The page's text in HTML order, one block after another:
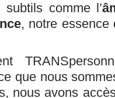
comme l’
, notre
que nous
nous avons